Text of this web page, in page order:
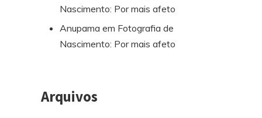
Nascimento: Por mais afeto
Anupama em Fotografia de
Nascimento: Por mais afeto
Arquivos